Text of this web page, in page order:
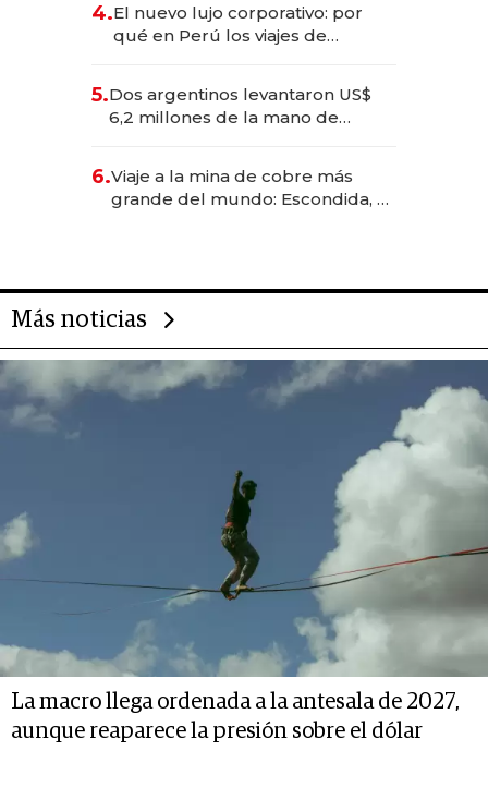
4.El nuevo lujo corporativo: por
qué en Perú los viajes de
para convertirse en experiencias
transformadoras
5.Dos argentinos levantaron US$
6,2 millones de la mano de
6.Viaje a la mina de cobre más
grande del mundo: Escondida, el
Más noticias
La macro llega ordenada a la antesala de 2027,
aunque reaparece la presión sobre el dólar